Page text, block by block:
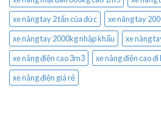
xe nâng tay 2 tấn của đức
xe nâng tay
xe nâng tay 2000kg nhập khẩu
xe nâng
xe nâng điện cao 3m3
xe nâng điện cao
xe nâng điện giá rẻ